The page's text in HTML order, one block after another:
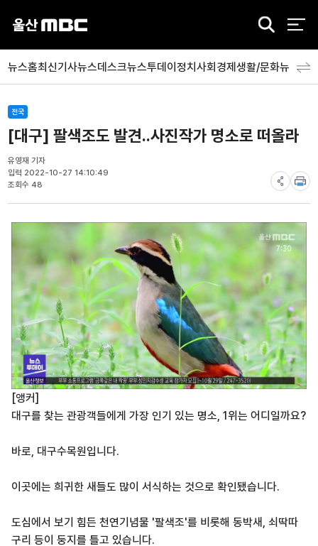
검
뉴스홈최신기사뉴스데스크뉴스투데이정치사회경제생활/문화뉴스특
전국
[대구] 팔색조도 발견..사진작가 명소로 떠올라
유영재 기자
입력 2022-10-27 14:10:49
조회수 48
[앵커]
대구를 찾는 관광객들에게 가장 인기 있는 명소, 1위는 어디일까요?
바로, 대구수목원입니다.
이곳에는 희귀한 새들도 많이 서식하는 것으로 확인됐습니다.
도심에서 보기 힘든 천연기념물 '팔색조'를 비롯해 동박새, 쇠딱따
구리 등이 둥지를 틀고 있습니다.